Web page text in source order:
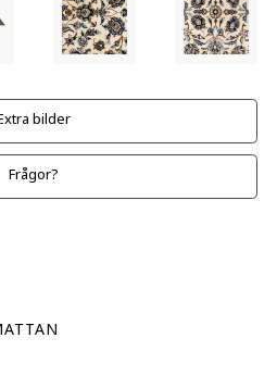
bilder
Frågor?